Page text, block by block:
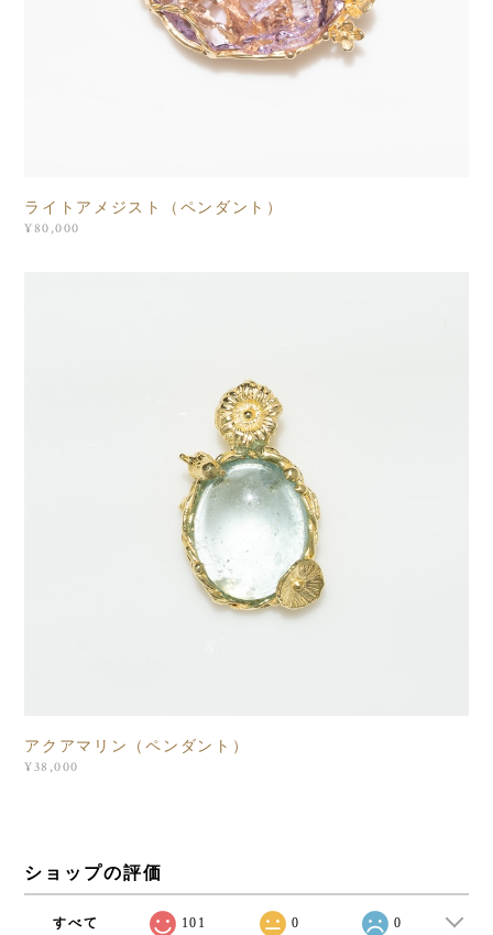
ライトアメジスト（ペンダント）
¥80,000
アクアマリン（ペンダント）
¥38,000
ショップの評価
すべて 101 0 0